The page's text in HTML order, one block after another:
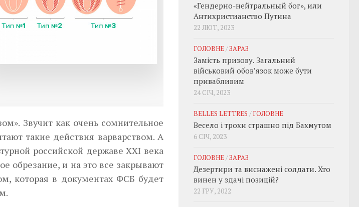
Звучит как очень сомнительное
такие действия варварством. А
российской державе XXI века
обрезание, и на это все закрывают
которая в документах ФСБ будет
«Гендерно-нейтральный бог», или
Антихристианство Путина
22 ЛЮТ, 2023
ГОЛОВНЕ/ЗАРАЗ
Замість призову. Загальний
військовий обовʼязок може бути
привабливим
24 СІЧ, 2023
BELLES LETTRES /ГОЛОВНЕ
Весело і трохи страшно під Бахмутом
6 СІЧ, 2023
ГОЛОВНЕ/ЗАРАЗ
Дезертири та виснажені солдати. Хто
винен у здачі позицій?
22 ГРУ, 2022